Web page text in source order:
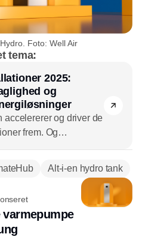
Foto: Well Air
tema:
2025:
og
accelererer og driver de
frem. Og
og kundekrav gør
til nøglespillere i
hvor alt fra
skaber helt nye
Alt-i-en hydro tank
varmepumpe